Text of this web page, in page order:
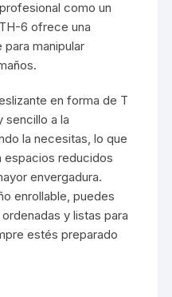
como un
6 ofrece una
manipular
en forma de T
sencillo a la
la necesitas, lo que
espacios reducidos
envergadura.
enrollable, puedes
y listas para
estés preparado